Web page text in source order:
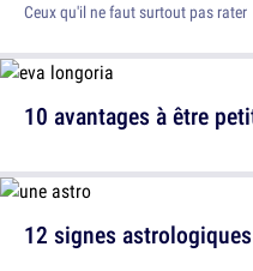
Ceux qu'il ne faut surtout pas rater
10 avantages à être
12 signes